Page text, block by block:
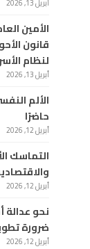
أبريل 13, 2026
الأمين
قانون
لنظام
أبريل 13, 2026
الألم
حاضرًا
أبريل 12, 2026
التماسك
أبريل 12, 2026
نحو
ضرورة
أبريل 12, 2026